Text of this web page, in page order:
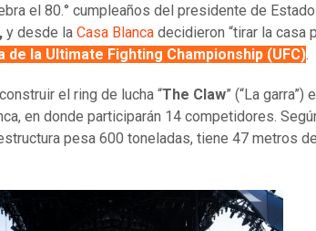
el 80.° cumpleaños del presidente de
y desde la Casa Blanca decidieron “tirar la casa
de la Ultimate Fighting Championship (UFC)
el ring de lucha “The Claw” (“La garra”)
en donde participarán 14 competidores.
pesa 600 toneladas, tiene 47 metros